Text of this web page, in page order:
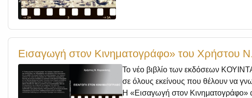
Εισαγωγή στον Κινηματογράφο» του Χρήστου
Το νέο βιβλίο των εκδόσεων
σε όλους εκείνους που θέλουν να
Η «Εισαγωγή στον Κινηματογράφο»